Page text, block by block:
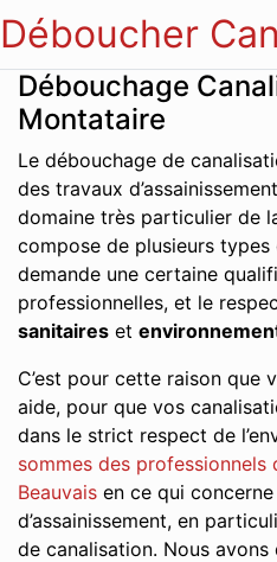
Déboucher
Débouchage
Montataire
Le débouchage de
des travaux
domaine très particulier de
compose de plusieurs
demande une certaine
professionnelles, et le
sanitaires et
C’est pour cette raison que
aide, pour que vos
dans le strict respect de
sommes des professionnels
Beauvais en ce qui
d’assainissement, en
de canalisation. Nous